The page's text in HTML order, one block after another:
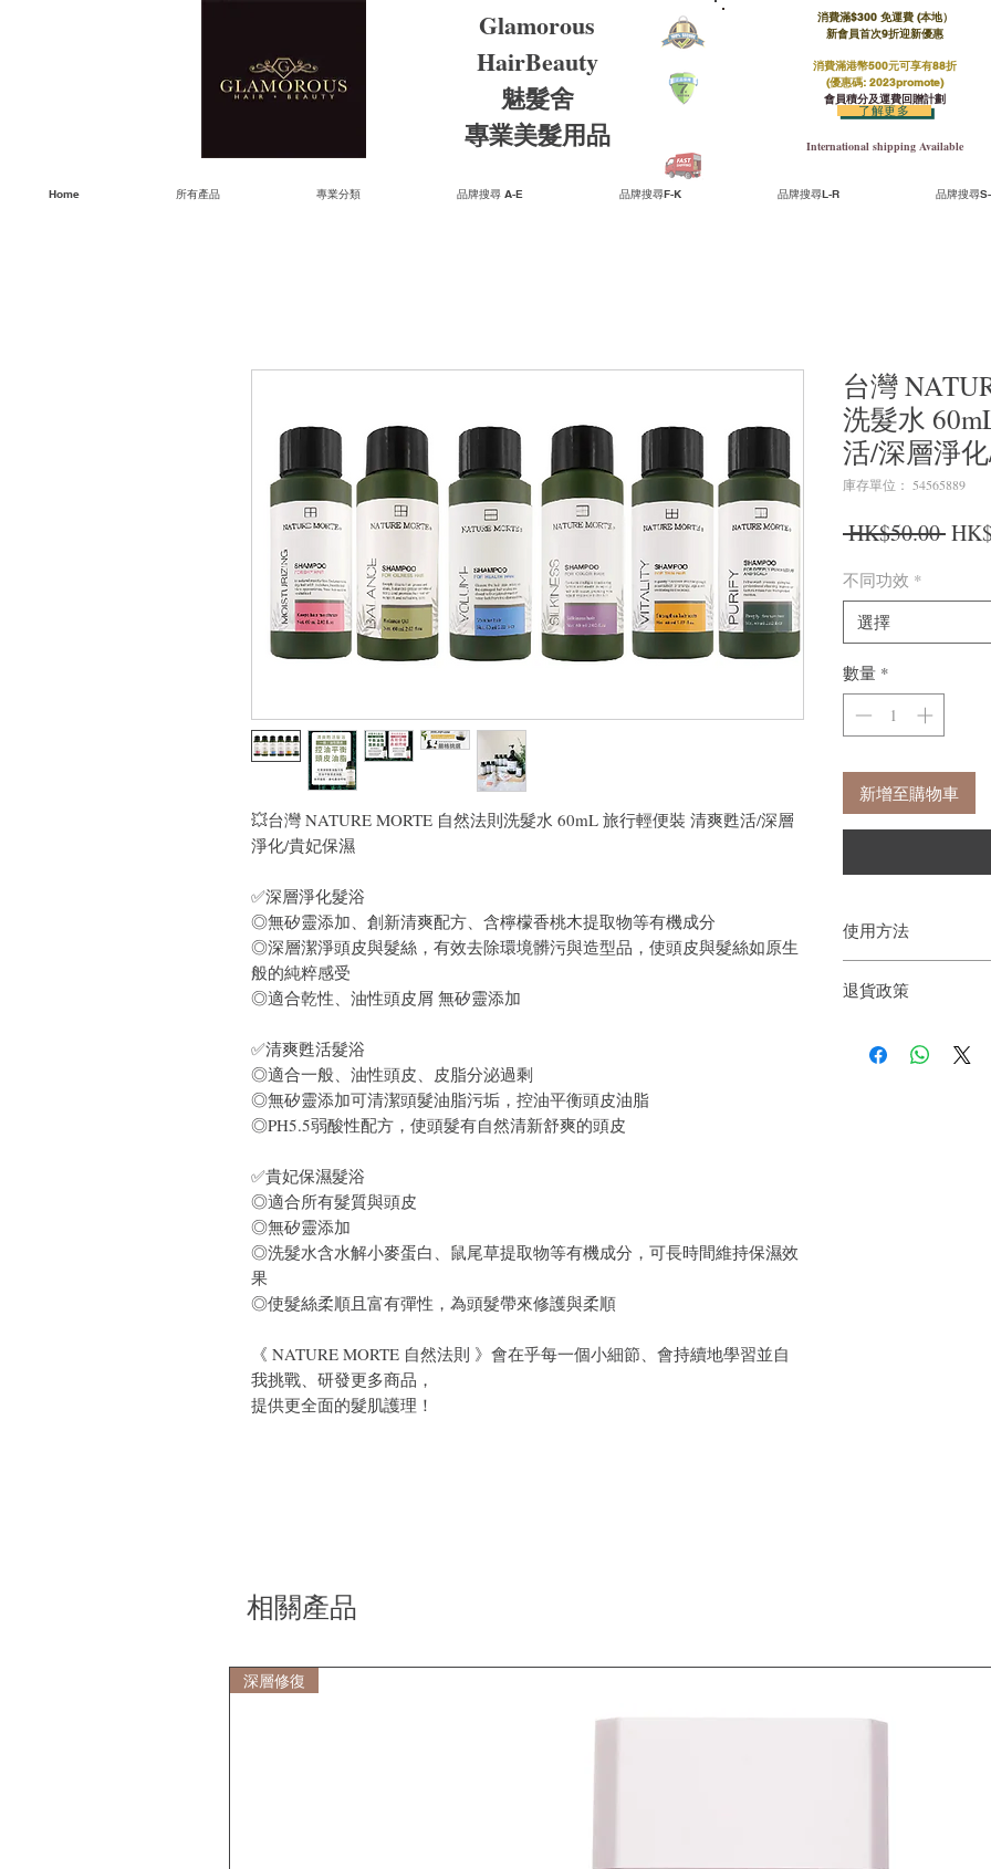
Glamorous
HairBeauty
魅髮舍
​​專業美髮用品
消費滿$300 免運費 (本地）​
新會員首次9折迎新優惠
消費滿港幣500元可享有88折
(優惠碼: 2023promote)
會員積分及運費回贈計劃
International shipping Available
了解更多
Home 所有產品 專業分類 品牌搜尋 A-E 品牌搜尋F-K 品牌搜尋L-R 品牌搜尋
💥台灣 NATURE MORTE 自然法則洗髮水 60mL 旅行輕便裝 清爽甦活/深層
淨化/貴妃保濕
✅深層淨化髮浴
◎無矽靈添加、創新清爽配方、含檸檬香桃木提取物等有機成分
◎深層潔淨頭皮與髮絲，有效去除環境髒污與造型品，使頭皮與髮絲如原生
般的純粹感受
◎適合乾性、油性頭皮屑 無矽靈添加
✅清爽甦活髮浴
◎適合一般、油性頭皮、皮脂分泌過剩
◎無矽靈添加可清潔頭髮油脂污垢，控油平衡頭皮油脂
◎PH5.5弱酸性配方，使頭髮有自然清新舒爽的頭皮
✅貴妃保濕髮浴
◎適合所有髮質與頭皮
◎無矽靈添加
◎洗髮水含水解小麥蛋白、鼠尾草提取物等有機成分，可長時間維持保濕效
果
◎使髮絲柔順且富有彈性，為頭髮帶來修護與柔順
《 NATURE MORTE 自然法則 》會在乎每一個小細節、會持續地學習並自
我挑戰、研發更多商品，
提供更全面的髮肌護理！
台灣
洗髮水
活/深層淨
庫存單位： 54565889
HK$50.00 一
不同功效 *
選擇
數量 *
新增至購物車
使用方法
髮，使其保養後之後徹
退貨政策
戶。首先，您需要在
相關產品
深層修復